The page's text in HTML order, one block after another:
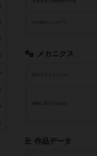
その他のコンセプト
メカニクス
頻出するメカニクス
移動に関する仕組み
作品データ